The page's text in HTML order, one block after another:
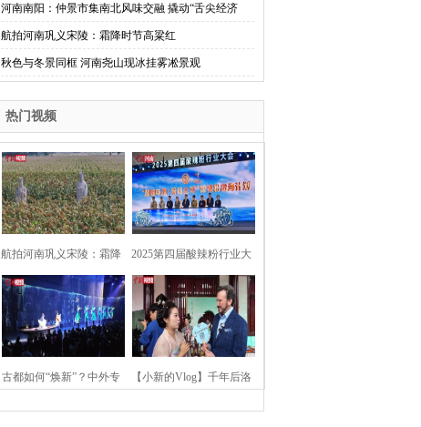
河南南阳：仲景市集南北风味交融 撬动“舌尖经济
航拍河南巩义宋陵：霜降时节高粱红
秋色与冬景同框 河南尧山现冰挂雾凇景观
热门视频
航拍河南巩义宋陵：霜降
时节高粱红
2025第四届酸辣粉行业大
会在河南开封举行
古都如何“焕新”？中外专 【小新的Vlog】千年后洛